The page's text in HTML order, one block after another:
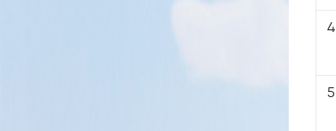
4
5